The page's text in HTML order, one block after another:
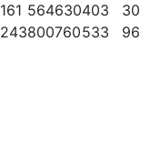
161
243
564
800
630
760
403
533
30
96